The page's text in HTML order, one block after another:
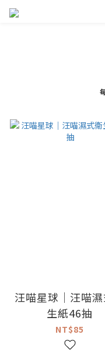
汪喵星球｜汪喵
生紙46抽
NT$85